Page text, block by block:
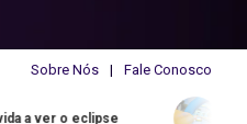
Sobre Nós Fale Conosco
Water Slide